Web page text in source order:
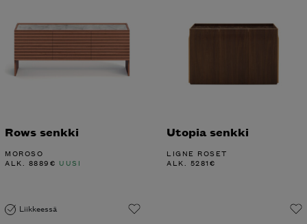
Rows senkki
MOROSO
ALK. 8889€ UUSI
Utopia senkki
LIGNE ROSET
ALK. 5281€
Liikkeessä